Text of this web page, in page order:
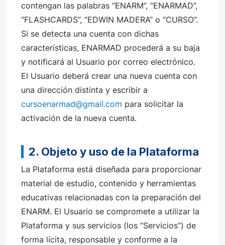
contengan las palabras “ENARM”, “ENARMAD”,
“FLASHCARDS”, “EDWIN MADERA” o “CURSO”.
Si se detecta una cuenta con dichas
características, ENARMAD procederá a su baja
y notificará al Usuario por correo electrónico.
El Usuario deberá crear una nueva cuenta con
una dirección distinta y escribir a
cursoenarmad@gmail.com para solicitar la
activación de la nueva cuenta.
2. Objeto y uso de la Plataforma
La Plataforma está diseñada para proporcionar
material de estudio, contenido y herramientas
educativas relacionadas con la preparación del
ENARM. El Usuario se compromete a utilizar la
Plataforma y sus servicios (los “Servicios”) de
forma lícita, responsable y conforme a la